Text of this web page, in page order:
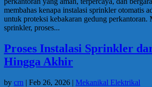
membahas kenapa instalasi sprinkler otomatis
untuk proteksi kebakaran gedung perkantoran.
sprinkler, proses...
Proses Instalasi Sprinkler
Hingga Akhir
by crn | Feb 26, 2026 | Mekanikal Elektrikal